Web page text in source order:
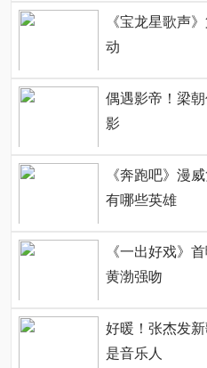
《宝龙星歌声
动
偶遇影帝！梁
影
《奔跑吧》漫
有哪些英雄
《一出好戏》
黄渤强吻
好暖！张杰发
是音乐人